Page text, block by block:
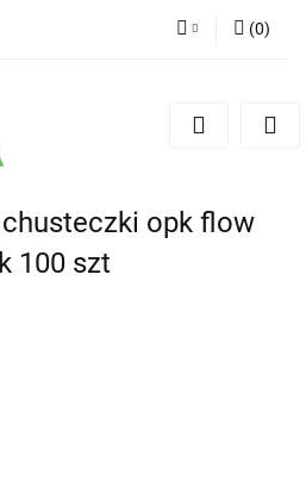
(0)
opk flow
100 szt